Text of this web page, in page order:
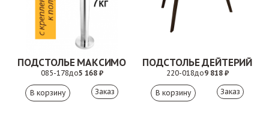
ПОДСТОЛЬЕ МАКСИМО
085-178до5 168 ₽
Заказ
ПОДСТОЛЬЕ ДЕЙТЕРИЙ
220-018до9 818 ₽
Заказ